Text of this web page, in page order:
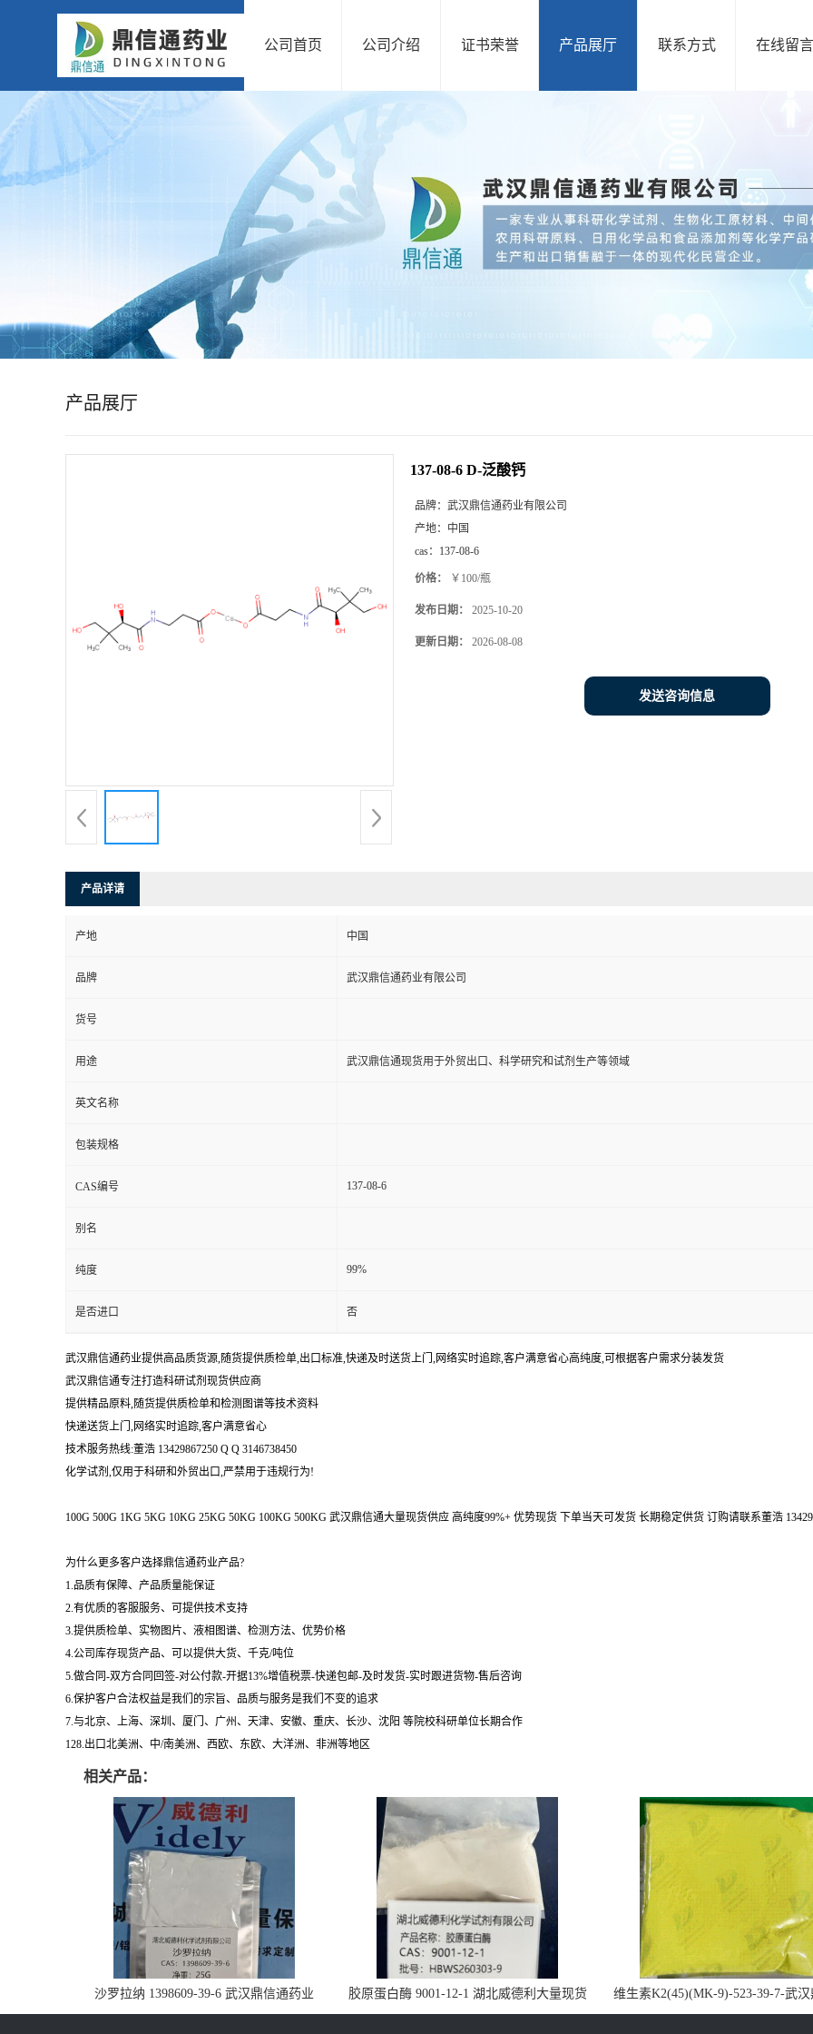
公司首页 公司介绍 证书荣誉 产品展厅 联系方式 在线留言
产品展厅
137-08-6 D-泛酸钙
品牌： 武汉鼎信通药业有限公司
产地： 中国
cas： 137-08-6
价格： ￥100/瓶
发布日期： 2025-10-20
更新日期： 2026-08-08
发送咨询信息
产品详请
产地 中国
品牌 武汉鼎信通药业有限公司
货号
用途 武汉鼎信通现货用于外贸出口、科学研究和试剂生产等领域
英文名称
包装规格
CAS编号 137-08-6
别名
纯度 99%
是否进口 否
武汉鼎信通药业提供高品质货源,随货提供质检单,出口标准,快递及时送货上门,网络实时追踪,客户满意省心高纯度,可根据客户需求分装发货
武汉鼎信通专注打造科研试剂现货供应商
提供精品原料,随货提供质检单和检测图谱等技术资料
快递送货上门,网络实时追踪,客户满意省心
技术服务热线:董浩 13429867250 Q Q 3146738450
化学试剂,仅用于科研和外贸出口,严禁用于违规行为!
100G 500G 1KG 5KG 10KG 25KG 50KG 100KG 500KG 武汉鼎信通大量现货供应 高纯度99%+ 优势现货 下单当天可发货 长期稳定供货 订购请联系董浩
为什么更多客户选择鼎信通药业产品?
1.品质有保障、产品质量能保证
2.有优质的客服服务、可提供技术支持
3.提供质检单、实物图片、液相图谱、检测方法、优势价格
4.公司库存现货产品、可以提供大货、千克/吨位
5.做合同-双方合同回签-对公付款-开据13%增值税票-快递包邮-及时发货-实时跟进货物-售后咨询
6.保护客户合法权益是我们的宗旨、品质与服务是我们不变的追求
7.与北京、上海、深圳、厦门、广州、天津、安徽、重庆、长沙、沈阳 等院校科研单位长期合作
128.出口北美洲、中/南美洲、西欧、东欧、大洋洲、非洲等地区
相关产品：
沙罗拉纳 1398609-39-6 武汉鼎信通药业
胶原蛋白酶 9001-12-1 湖北威德利大量现货
供应
维生素K2(45)(MK-9)-523-39-7-武汉
药业大量现货供应